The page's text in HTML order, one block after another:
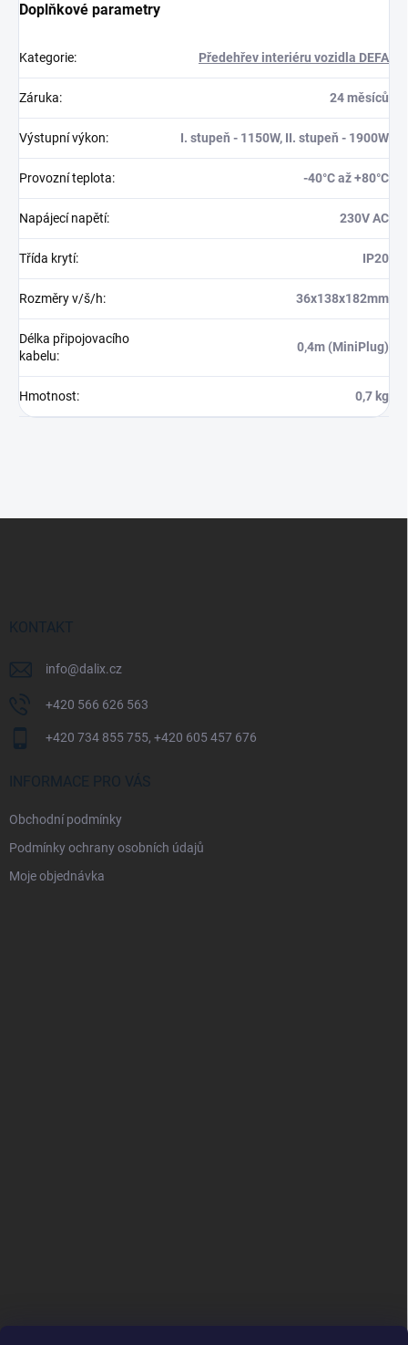
Doplňkové parametry
Kategorie: Předehřev interiéru vozidla DEFA
Záruka: 24 měsíců
Výstupní výkon: I. stupeň - 1150W, II. stupeň - 1900W
Provozní teplota: -40°C až +80°C
Napájecí napětí: 230V AC
Třída krytí: IP20
Rozměry v/š/h: 36x138x182mm
Délka připojovacího
kabelu:
0,4m (MiniPlug)
Hmotnost: 0,7 kg
KONTAKT
info@dalix.cz
+420 566 626 563
+420 734 855 755, +420 605 457 676
INFORMACE PRO VÁS
Obchodní podmínky
Podmínky ochrany osobních údajů
Moje objednávka